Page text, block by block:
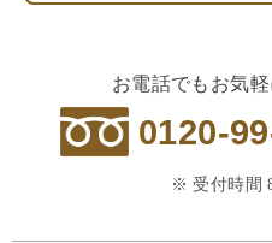
お電話でもお気
0120-
※ 受付時間